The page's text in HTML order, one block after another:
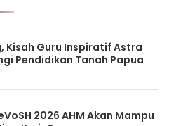
Kisah Guru Inspiratif Astra
Pendidikan Tanah Papua
2026 AHM Akan Mampu